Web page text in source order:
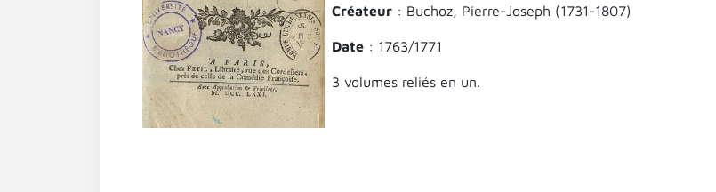
Créateur: Buchoz, Pierre-Joseph (1731-1807)
Date: 1763/1771
3 volumes reliés en un.